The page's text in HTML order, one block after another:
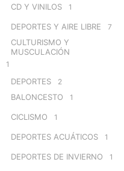
CD Y VINILOS 1
DEPORTES Y AIRE LIBRE 7
CULTURISMO Y
MUSCULACIÓN
1
DEPORTES 2
BALONCESTO 1
CICLISMO 1
DEPORTES ACUÁTICOS 1
DEPORTES DE INVIERNO 1